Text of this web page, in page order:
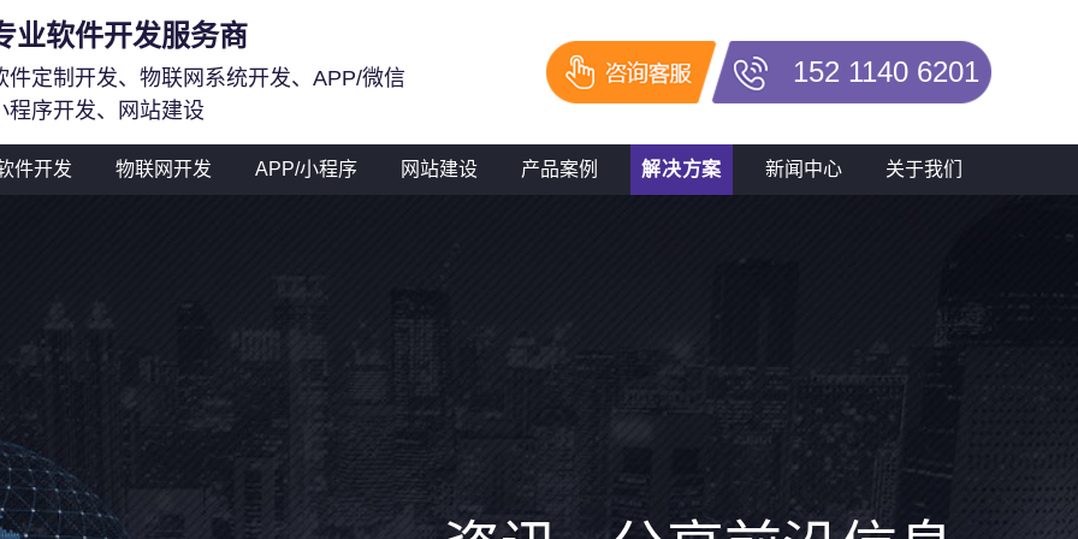
业软件开发服务商
件定制开发、物联网系统开发、APP/微信
程序开发、网站建设
152 1140 6201
件开发 物联网开发 APP/小程序 网站建设 产品案例 解决方案 新闻中心 关于我们